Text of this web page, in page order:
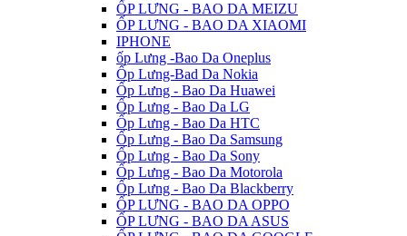
ỐP LƯNG - BAO DA MEIZU
ỐP LƯNG - BAO DA XIAOMI
IPHONE
ốp Lưng -Bao Da Oneplus
Ốp Lưng-Bad Da Nokia
Ốp Lưng - Bao Da Huawei
Ốp Lưng - Bao Da LG
Ốp Lưng - Bao Da HTC
Ốp Lưng - Bao Da Samsung
Ốp Lưng - Bao Da Sony
Ốp Lưng - Bao Da Motorola
Ốp Lưng - Bao Da Blackberry
ỐP LƯNG - BAO DA OPPO
ỐP LƯNG - BAO DA ASUS